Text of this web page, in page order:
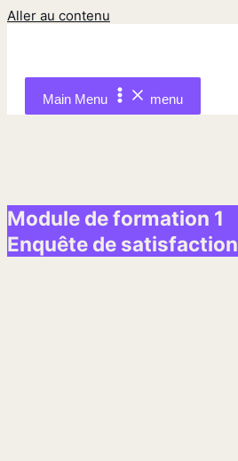
Aller au contenu
Main Menu menu
Module de formation 1
Enquête de satisfaction